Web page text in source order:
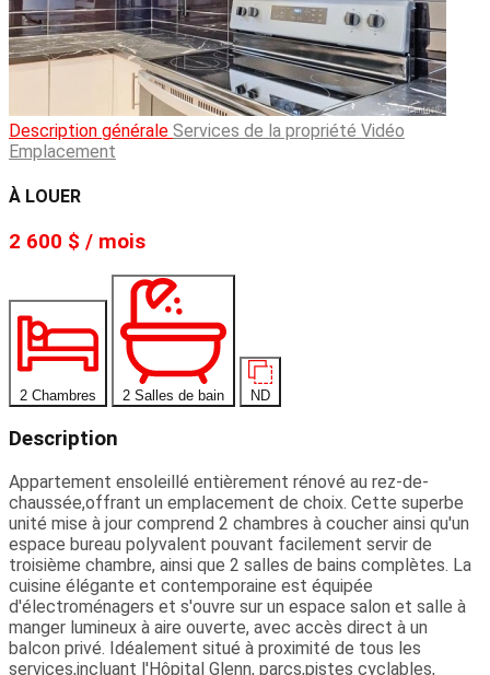
Description générale Services de la propriété Vidéo
Emplacement
À LOUER
2 600 $ / mois
2 Chambres 2 Salles de bain ND
Description
Appartement ensoleillé entièrement rénové au rez-de-
chaussée,offrant un emplacement de choix. Cette superbe
unité mise à jour comprend 2 chambres à coucher ainsi qu'un
espace bureau polyvalent pouvant facilement servir de
troisième chambre, ainsi que 2 salles de bains complètes. La
cuisine élégante et contemporaine est équipée
d'électroménagers et s'ouvre sur un espace salon et salle à
manger lumineux à aire ouverte, avec accès direct à un
balcon privé. Idéalement situé à proximité de tous les
services,incluant l'Hôpital Glenn, parcs,pistes cyclables,